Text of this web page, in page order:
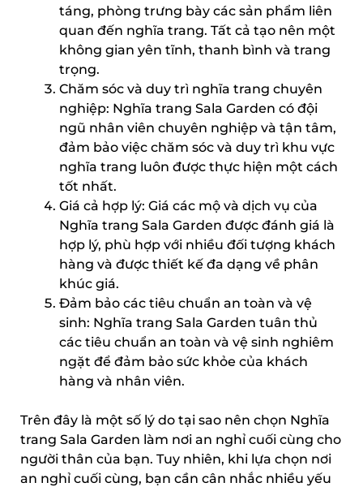
táng, phòng trưng bày các sản phẩm liên
quan đến nghĩa trang. Tất cả tạo nên một
không gian yên tĩnh, thanh bình và trang
trọng.
Chăm sóc và duy trì nghĩa trang chuyên
nghiệp: Nghĩa trang Sala Garden có đội
ngũ nhân viên chuyên nghiệp và tận tâm,
đảm bảo việc chăm sóc và duy trì khu vực
nghĩa trang luôn được thực hiện một cách
tốt nhất.
Giá cả hợp lý: Giá các mộ và dịch vụ của
Nghĩa trang Sala Garden được đánh giá là
hợp lý, phù hợp với nhiều đối tượng khách
hàng và được thiết kế đa dạng về phân
khúc giá.
Đảm bảo các tiêu chuẩn an toàn và vệ
sinh: Nghĩa trang Sala Garden tuân thủ
các tiêu chuẩn an toàn và vệ sinh nghiêm
ngặt để đảm bảo sức khỏe của khách
hàng và nhân viên.
Trên đây là một số lý do tại sao nên chọn Nghĩa
trang Sala Garden làm nơi an nghỉ cuối cùng cho
người thân của bạn. Tuy nhiên, khi lựa chọn nơi
an nghỉ cuối cùng, bạn cần cân nhắc nhiều yếu